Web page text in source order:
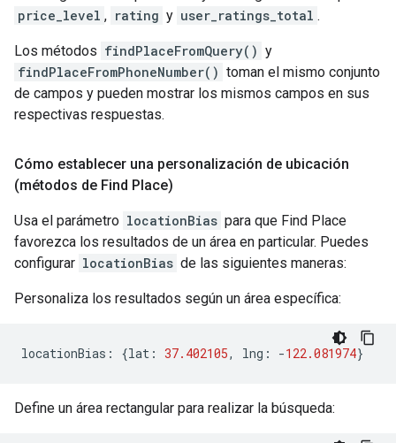
price_level , rating y user_ratings_total .
Los métodos findPlaceFromQuery() y
findPlaceFromPhoneNumber() toman el mismo conjunto
de campos y pueden mostrar los mismos campos en sus
respectivas respuestas.
Cómo establecer una personalización de ubicación
(métodos de Find Place)
Usa el parámetro locationBias para que Find Place
favorezca los resultados de un área en particular. Puedes
configurar locationBias de las siguientes maneras:
Personaliza los resultados según un área específica:
locationBias : {lat : 37.402105, lng : -122.081974}
Define un área rectangular para realizar la búsqueda: